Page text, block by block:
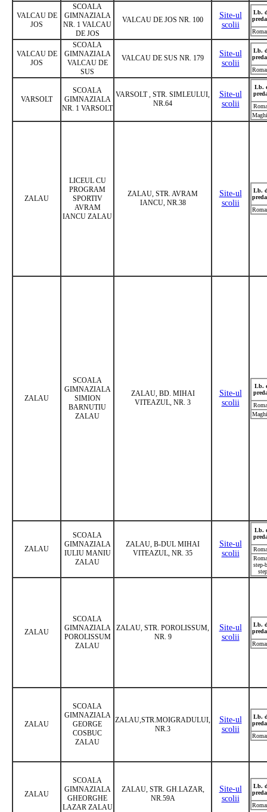
VALCAU DE
JOS
SCOALA
GIMNAZIALA
NR. 1 VALCAU
DE JOS
VALCAU DE JOS NR. 100
Site-ul
scolii
Lb.
VALCAU DE
JOS
SCOALA
GIMNAZIALA
VALCAU DE
SUS
VALCAU DE SUS NR. 179
Site-ul
scolii
Lb.
VARSOLT
SCOALA
GIMNAZIALA
NR. 1 VARSOLT
VARSOLT , STR. SIMLEULUI,
NR.64
Site-ul
scolii
Lb.
ZALAU
LICEUL CU
PROGRAM
SPORTIV
AVRAM
IANCU ZALAU
ZALAU, STR. AVRAM
IANCU, NR.38
Site-ul
scolii
Lb.
ZALAU
SCOALA
GIMNAZIALA
SIMION
BARNUTIU
ZALAU
ZALAU, BD. MIHAI
VITEAZUL, NR. 3
Site-ul
scolii
Lb.
ZALAU
SCOALA
GIMNAZIALA
IULIU MANIU
ZALAU
ZALAU, B-DUL MIHAI
VITEAZUL, NR. 35
Site-ul
scolii
Lb.
step-
step
ZALAU
SCOALA
GIMNAZIALA
POROLISSUM
ZALAU
ZALAU, STR. POROLISSUM,
NR. 9
Site-ul
scolii
Lb.
ZALAU
SCOALA
GIMNAZIALA
GEORGE
COSBUC
ZALAU
ZALAU,STR.MOIGRADULUI,
NR.3
Site-ul
scolii
Lb.
ZALAU
SCOALA
GIMNAZIALA
GHEORGHE
LAZAR ZALAU
ZALAU, STR. GH.LAZAR,
NR.59A
Site-ul
scolii
Lb.